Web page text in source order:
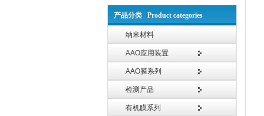
产品分类 Product categories
纳米材料
AAO应用装置
AAO膜系列
检测产品
有机膜系列